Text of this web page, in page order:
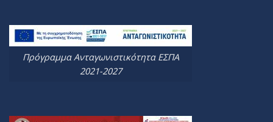
Πρόγραμμα Ανταγωνιστικότητα ΕΣΠΑ
2021-2027